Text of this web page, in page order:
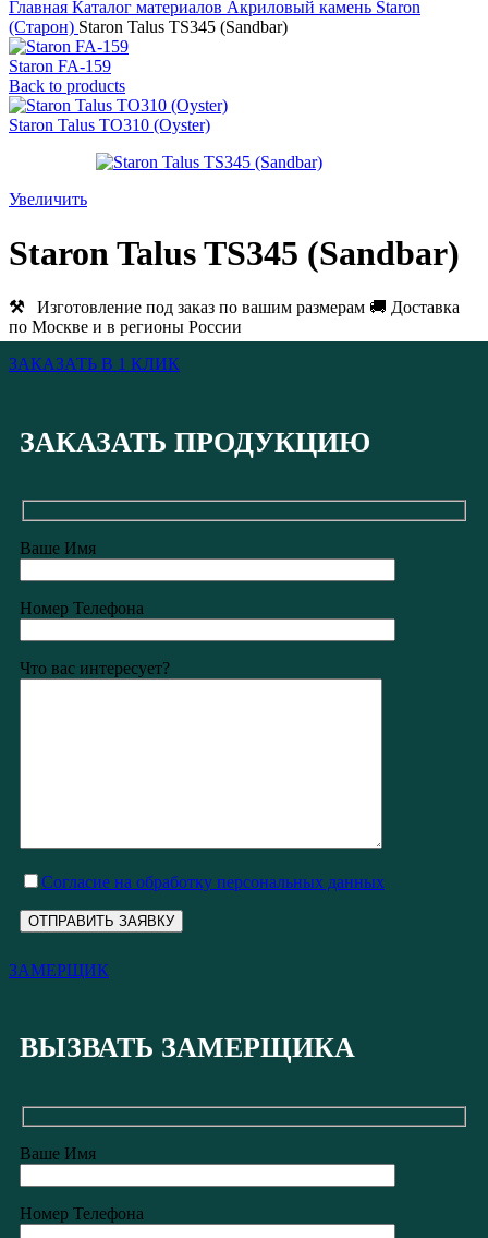
Главная Каталог материалов Акриловый камень Staron
(Старон) Staron Talus TS345 (Sandbar)
Staron FA-159
Back to products
Staron Talus TO310 (Oyster)
Увеличить
Staron Talus TS345 (Sandbar)
⚒Изготовление под заказ по вашим размерам 🚚 Доставка
по Москве и в регионы России
ЗАКАЗАТЬ В 1 КЛИК
ЗАКАЗАТЬ ПРОДУКЦИЮ
Ваше Имя
Номер Телефона
Что вас интересует?
Cогласие на обработку персональных данных
ЗАМЕРЩИК
ВЫЗВАТЬ ЗАМЕРЩИКА
Ваше Имя
Номер Телефона